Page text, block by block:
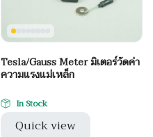
Tesla/Gauss Meter มิเตอร์วัดค่า
ความแรงแม่เหล็ก
In Stock
Quick view